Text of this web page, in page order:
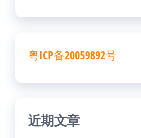
粤ICP备20059892号
近期文章